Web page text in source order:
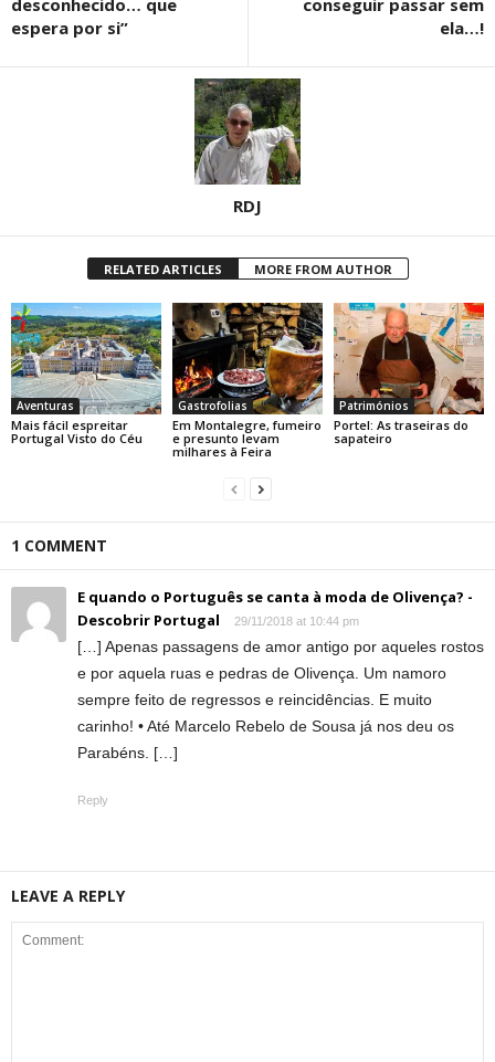
espera por si”
ela…!
RDJ
RELATED ARTICLES MORE FROM AUTHOR
Aventuras
Mais fácil espreitar
Portugal Visto do Céu
Gastrofolias
Em Montalegre, fumeiro
e presunto levam
milhares à Feira
Patrimónios
Portel: As traseiras do
sapateiro
1 COMMENT
E quando o Português se canta à moda de Olivença? -
Descobrir Portugal
29/11/2018 at 10:44 pm
[…] Apenas passagens de amor antigo por aqueles rostos
e por aquela ruas e pedras de Olivença. Um namoro
sempre feito de regressos e reincidências. E muito
carinho! • Até Marcelo Rebelo de Sousa já nos deu os
Parabéns. […]
Reply
LEAVE A REPLY